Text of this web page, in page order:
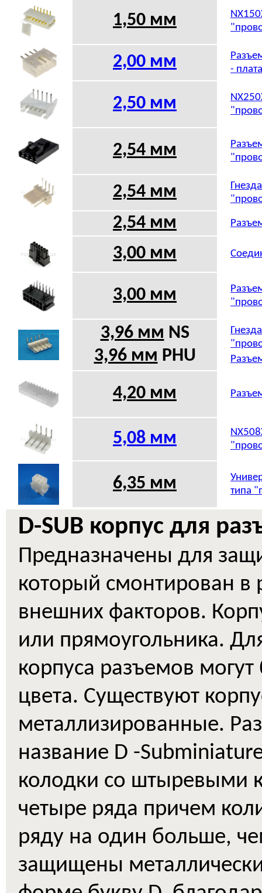
1,50 мм
2,00 мм
-
2,50 мм
2,54 мм
2,54 мм
2,54 мм
3,00 мм
3,00 мм
3,96 мм NS
3,96 мм PHU
4,20 мм
5,08 мм
6,35 мм
типа
D-SUB корпус для
Предназначены для
который смонтирован в
внешних факторов.
или прямоугольника.
корпуса разъемов
цвета. Существуют
металлизированные.
название D -
колодки со штыревыми
четыре ряда причем
ряду на один больше,
защищены